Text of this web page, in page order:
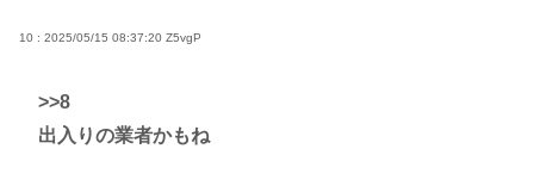
10 : 2025/05/15 08:37:20 Z5vgP
>>8
出入りの業者かもね